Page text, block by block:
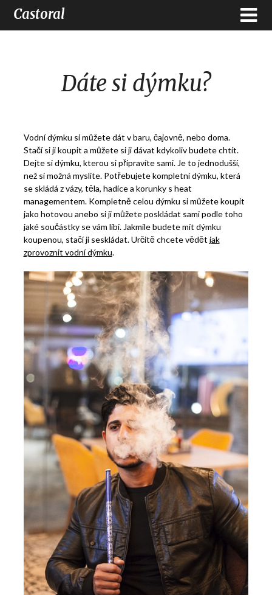
Castoral
Dáte si dýmku?
Vodní dýmku si můžete dát v baru, čajovně, nebo doma.
Stačí si ji koupit a můžete si ji dávat kdykoliv budete chtít.
Dejte si dýmku, kterou si připravíte sami. Je to jednodušší,
než si možná myslíte. Potřebujete kompletní dýmku, která
se skládá z vázy, těla, hadice a korunky s heat
managementem. Kompletně celou dýmku si můžete koupit
jako hotovou anebo si ji můžete poskládat sami podle toho
jaké součástky se vám líbí. Jakmile budete mít dýmku
koupenou, stačí ji seskládat. Určitě chcete vědět jak
zprovoznit vodní dýmku.